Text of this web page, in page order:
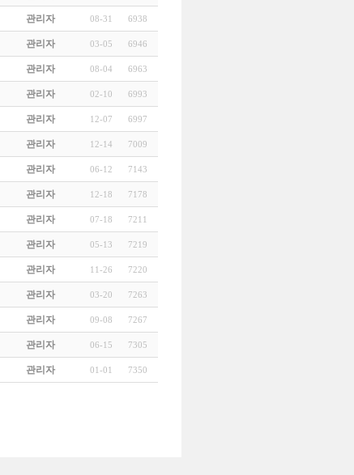
관리자 08-31 6938
관리자 03-05 6946
관리자 08-04 6963
관리자 02-10 6993
관리자 12-07 6997
관리자 12-14 7009
관리자 06-12 7143
관리자 12-18 7178
관리자 07-18 7211
관리자 05-13 7219
관리자 11-26 7220
관리자 03-20 7263
관리자 09-08 7267
관리자 06-15 7305
관리자 01-01 7350